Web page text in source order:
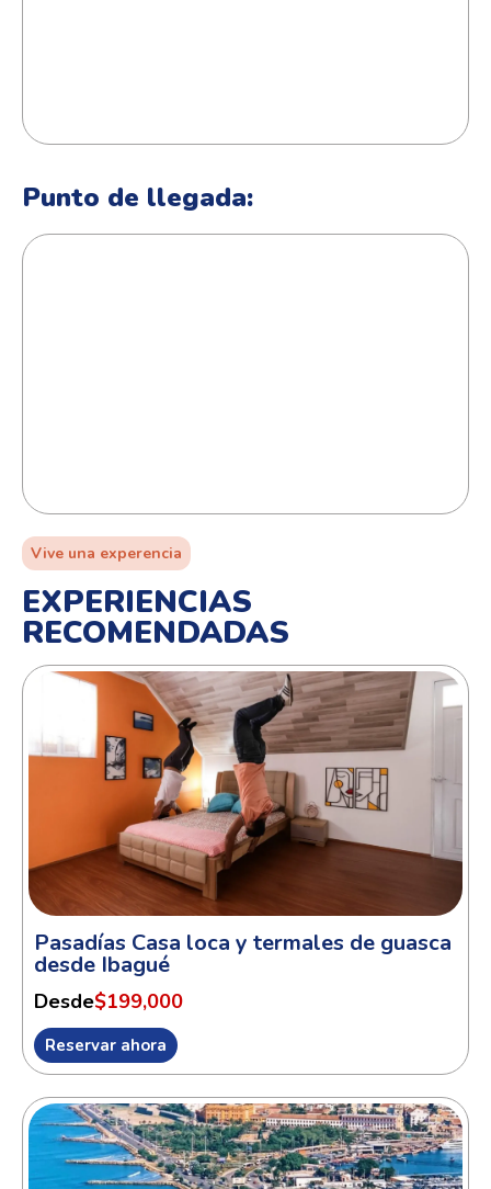
Punto de llegada:
Vive una experencia
EXPERIENCIAS
RECOMENDADAS
Pasadías Casa loca y termales de guasca
desde Ibagué
Desde$199,000
Reservar ahora